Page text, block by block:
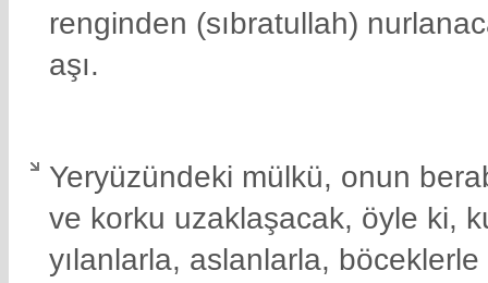
renginden (sıbratullah)
aşı.
Yeryüzündeki mülkü, onun
ve korku uzaklaşacak, öyle ki,
yılanlarla, aslanlarla,